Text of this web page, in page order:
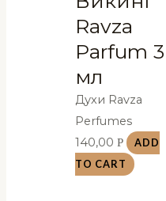
Ravza
Parfum 3
мл
Духи Ravza
Perfumes
140,00Р
ADD
TO CART